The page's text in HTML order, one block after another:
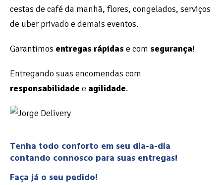
cestas de café da manhã, flores, congelados, serviços
de uber privado e demais eventos.
Garantimos entregas rápidas e com segurança!
Entregando suas encomendas com
responsabilidade e agilidade.
Tenha todo conforto em seu dia-a-dia
contando connosco para suas entregas!
Faça já o seu pedido!